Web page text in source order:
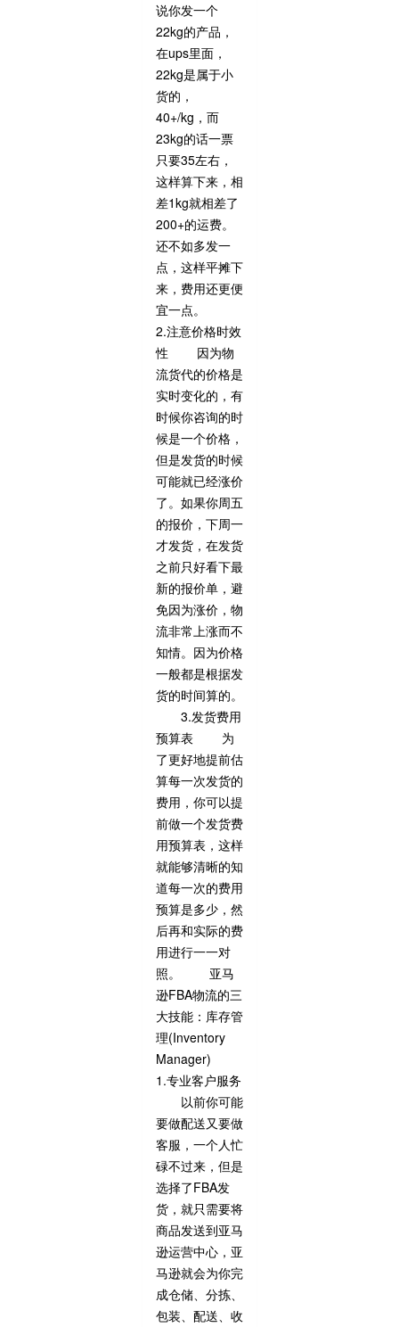
说你发一个
22kg的产品，
在ups里面，
22kg是属于小
货的，
40+/kg，而
23kg的话一票
只要35左右，
这样算下来，相
差1kg就相差了
200+的运费。
还不如多发一
点，这样平摊下
来，费用还更便
宜一点。
2.注意价格时效
性 因为物
流货代的价格是
实时变化的，有
时候你咨询的时
候是一个价格，
但是发货的时候
可能就已经涨价
了。如果你周五
的报价，下周一
才发货，在发货
之前只好看下最
新的报价单，避
免因为涨价，物
流非常上涨而不
知情。因为价格
一般都是根据发
货的时间算的。
3.发货费用
预算表 为
了更好地提前估
算每一次发货的
费用，你可以提
前做一个发货费
用预算表，这样
就能够清晰的知
道每一次的费用
预算是多少，然
后再和实际的费
用进行一一对
照。 亚马
逊FBA物流的三
大技能：库存管
理(Inventory
Manager)
1.专业客户服务
以前你可能
要做配送又要做
客服，一个人忙
碌不过来，但是
选择了FBA发
货，就只需要将
商品发送到亚马
逊运营中心，亚
马逊就会为你完
成仓储、分拣、
包装、配送、收